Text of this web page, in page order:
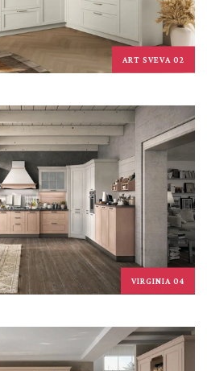
ART SVEVA 02
VIRGINIA 04